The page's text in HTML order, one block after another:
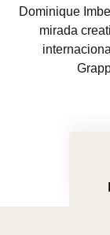
Dominique
mirada